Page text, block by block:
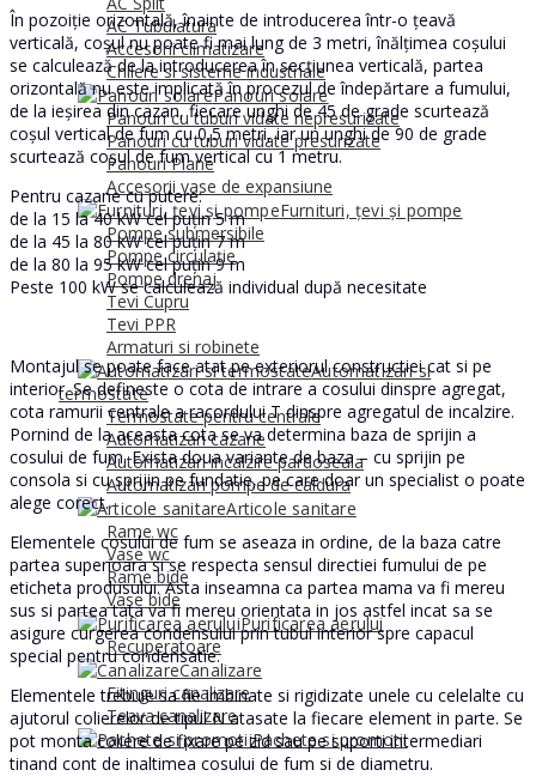
AC Tubulatura
Accesorii climatizare
Chilere si sisteme industriale
Panouri solare
Panouri cu tuburi vidate nepresurizate
Panouri cu tuburi vidate presurizate
Panouri Plane
Accesorii vase de expansiune
Furnituri, țevi și pompe
Pompe submersibile
Pompe circulație
Pompe drenaj
Tevi Cupru
Tevi PPR
Armaturi si robinete
Automatizari si
termostate
Termostate pentru centrale
Automatizari cazane
Automatizari incalzire pardoseala
Automatizari pompe de caldura
Articole sanitare
Rame wc
Vase wc
Rame bide
Vase bide
Purificarea aerului
Recuperatoare
Canalizare
Fitinguri canalizare
Teava canalizare
Pachete si promotii
În pozoiție orizontală, înainte de introducerea într-o țeavă
verticală, coșul nu poate fi mai lung de 3 metri, înălțimea coșului
se calculează de la introducerea în secțiunea verticală, partea
orizontală nu este implicată în procezul de îndepărtare a fumului,
de la ieșirea din cazan, fiecare unghi de 45 de grade scurtează
coșul vertical de fum cu 0,5 metri, iar un unghi de 90 de grade
scurtează coșul de fum vertical cu 1 metru.
Pentru cazane cu putere:
de la 15 la 40 kW cel puțin 5 m
de la 45 la 80 kW cel puțin 7 m
de la 80 la 95 kW cel puțin 9 m
Peste 100 kW se calculează individual după necesitate
Montajul se poate face atat pe exteriorul constructiei cat si pe
interior. Se defineste o cota de intrare a cosului dinspre agregat,
cota ramurii centrale a racordului T dinspre agregatul de incalzire.
Pornind de la aceasta cota se va determina baza de sprijin a
cosului de fum. Exista doua variante de baza – cu sprijin pe
consola si cu sprijin pe fundatie, pe care doar un specialist o poate
alege corect.
Elementele cosului de fum se aseaza in ordine, de la baza catre
partea superioara si se respecta sensul directiei fumului de pe
eticheta produsului. Asta inseamna ca partea mama va fi mereu
sus si partea tata va fi mereu orientata in jos astfel incat sa se
asigure curgerea condensului prin tubul interior spre capacul
special pentru condensatie.
Elementele trebuie sa fie imbinate si rigidizate unele cu celelalte cu
ajutorul colierelor de tipul N atasate la fiecare element in parte. Se
pot monta coliere de fixare pe zid sau pe suporti intermediari
tinand cont de inaltimea cosului de fum si de diametru.